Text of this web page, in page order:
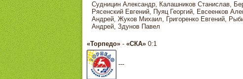
Судницин Александр, Калашников Станислав,
Рясенский Евгений, Пуяц Георгий, Евсеенков
Андрей, Жуков Михаил, Григоренко Евгений,
Андрей, Здунов Павел
«Торпедо»- «СКА»0:1
---